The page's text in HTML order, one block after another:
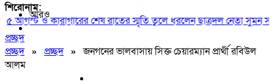
আরও
শিরোনাম:
ও কারাগারের শেষ রাতের স্মৃতি তুলে ধরলেন ছাত্রদল নেতা সুমন সরদার
প্রচ্ছদ
প্রচ্ছদ» প্রচ্ছদ»জনগনের ভালবাসায় সিক্ত চেয়ারম্যান প্রার্থী রবিউল
আলম